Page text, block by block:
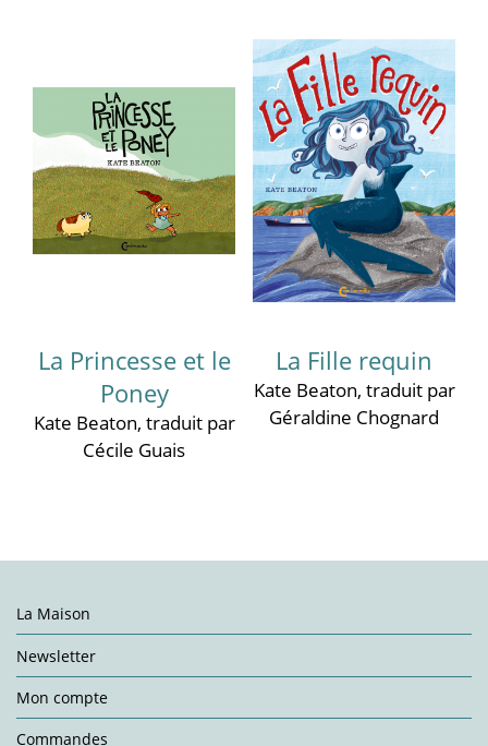
La Princesse et le
Poney
Kate Beaton, traduit par
Cécile Guais
La Fille requin
Kate Beaton, traduit par
Géraldine Chognard
La Maison
Newsletter
Mon compte
Commandes